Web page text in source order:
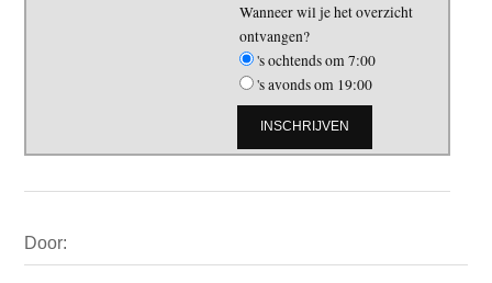
Wanneer wil je het overzicht
ontvangen?
's ochtends om 7:00
's avonds om 19:00
Sidebar
Door: